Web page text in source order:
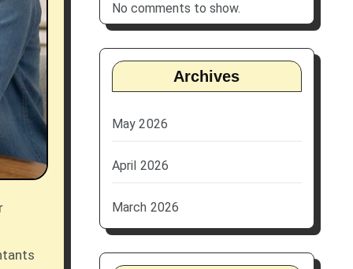
No comments to show.
Archives
May 2026
April 2026
March 2026